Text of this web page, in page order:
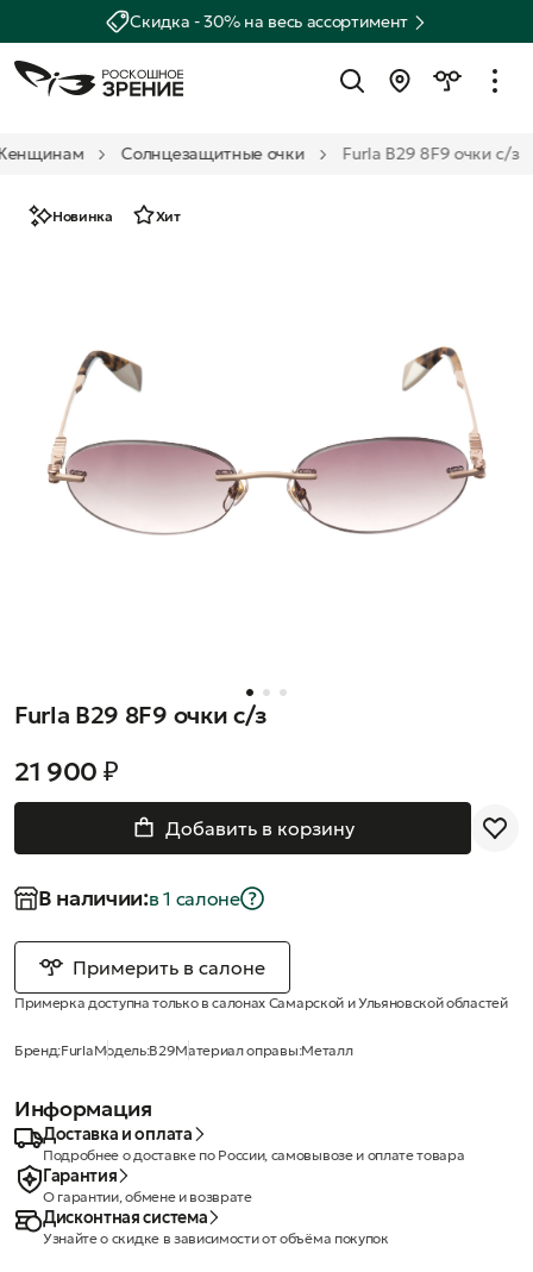
Скидка - 30% на весь ассортимент
Солнцезащитные очки Furla B29 8F9 очки с/з
Новинка Хит
Furla B29 8F9 очки с/з
21 900 ₽
Добавить в корзину
В наличии:в 1 салонe
Примерить в салоне
Примерка доступна только в салонах Самарской и Ульяновской областей
Бренд:FurlaМодель:B29Материал оправы:Металл
Информация
Доставка и оплата
Подробнее о доставке по России, самовывозе и оплате товара
Гарантия
О гарантии, обмене и возврате
Дисконтная система
Узнайте о скидке в зависимости от объёма покупок